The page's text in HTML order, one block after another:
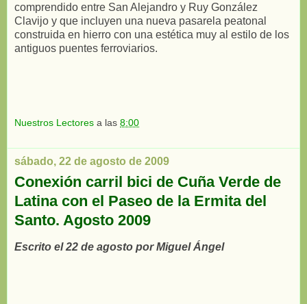
comprendido entre San Alejandro y Ruy González
Clavijo y que incluyen una nueva pasarela peatonal
construida en hierro con una estética muy al estilo de los
antiguos puentes ferroviarios.
Nuestros Lectores a las 8:00
sábado, 22 de agosto de 2009
Conexión carril bici de Cuña Verde de
Latina con el Paseo de la Ermita del
Santo. Agosto 2009
Escrito el 22 de agosto por Miguel Ángel